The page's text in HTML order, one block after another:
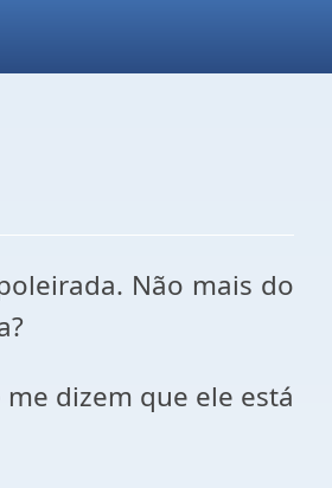
Não mais do
dizem que ele está